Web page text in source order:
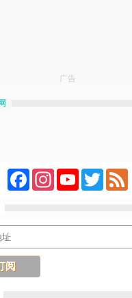
广告
FacebookInstagramYouTubeTwitter